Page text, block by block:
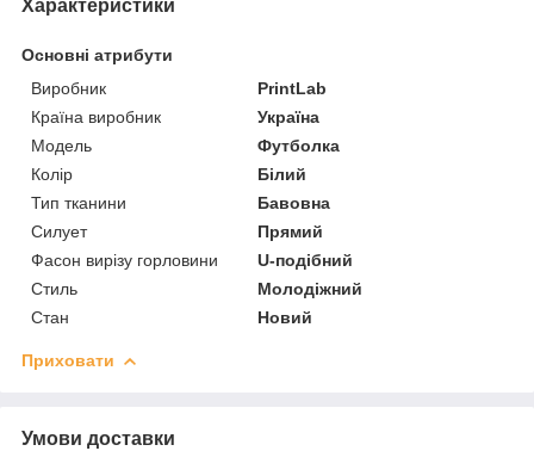
Характеристики
Основні атрибути
Виробник
PrintLab
Країна виробник
Україна
Модель
Футболка
Колір
Білий
Тип тканини
Бавовна
Силует
Прямий
Фасон вирізу горловини
U-подібний
Стиль
Молодіжний
Стан
Новий
Приховати
Умови доставки